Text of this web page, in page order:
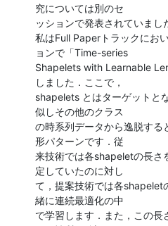
究については別のセ
ッションで発表されていまし
私はFull Paperトラックにお
ョンで「Time-series
Shapelets with Learnable
しました．ここで，
shapelets とはターゲットと
似しその他のクラス
の時系列データから逸脱する
形パターンです．従
来技術では各shapeletの長さ
定していたのに対し
て，提案技術では各
緒に連続最適化の中
で学習します．また，この